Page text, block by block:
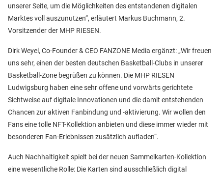
unserer Seite, um die Möglichkeiten des entstandenen digitalen
Marktes voll auszunutzen“, erläutert Markus Buchmann, 2.
Vorsitzender der MHP RIESEN.
Dirk Weyel, Co-Founder & CEO FANZONE Media ergänzt: „Wir freuen
uns sehr, einen der besten deutschen Basketball-Clubs in unserer
Basketball-Zone begrüßen zu können. Die MHP RIESEN
Ludwigsburg haben eine sehr offene und vorwärts gerichtete
Sichtweise auf digitale Innovationen und die damit entstehenden
Chancen zur aktiven Fanbindung und -aktivierung. Wir wollen den
Fans eine tolle NFT-Kollektion anbieten und diese immer wieder mit
besonderen Fan-Erlebnissen zusätzlich aufladen“.
Auch Nachhaltigkeit spielt bei der neuen Sammelkarten-Kollektion
eine wesentliche Rolle: Die Karten sind ausschließlich digital